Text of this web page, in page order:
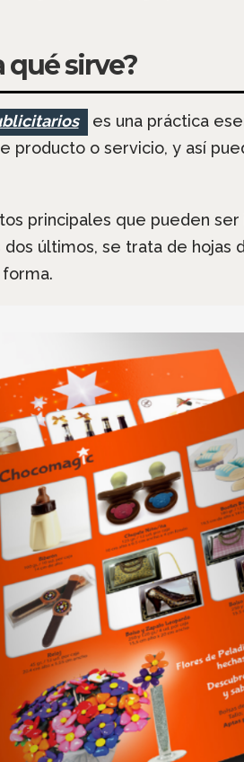
qué sirve?
es una práctica
producto o servicio, y así
principales que pueden
últimos, se trata de